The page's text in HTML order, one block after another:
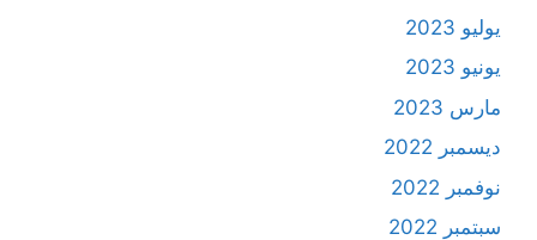
يوليو 2023
يونيو 2023
مارس 2023
ديسمبر 2022
نوفمبر 2022
سبتمبر 2022